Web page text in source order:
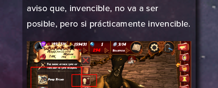
aviso que, invencible, no va a ser
posible, pero si prácticamente invencible.